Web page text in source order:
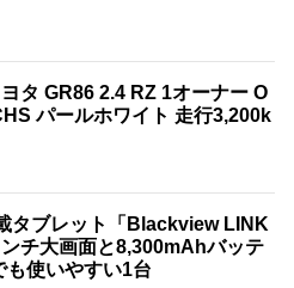
タ GR86 2.4 RZ 1オーナー O
パールホワイト 走行3,200k
タブレット「Blackview LINK
チ大画面と8,300mAhバッテ
も使いやすい1台